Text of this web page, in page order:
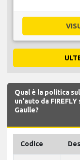
Qual è la politica
un'auto da
Gaulle?
Codice